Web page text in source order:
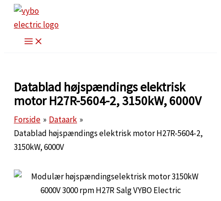
indholdet
Datablad højspændings elektrisk
motor H27R-5604-2, 3150kW, 6000V
Forside
Dataark
Datablad højspændings elektrisk motor H27R-5604-2,
3150kW, 6000V